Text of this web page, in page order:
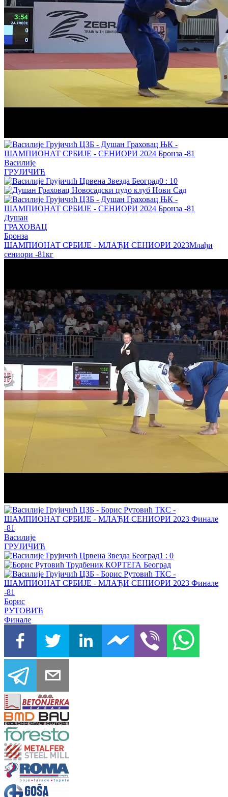
Василије
ГРУЈИЧИЋ
0 : 10
Душан
ГРАХОВАЦ
Бронза
ШАМПИОНАТ СРБИЈЕ - МЛАЂИ СЕНИОРИ 2023Млађи
сениори -81кг
Василије
ГРУЈИЧИЋ
1 : 0
Борис
РУТОВИЋ
Финале